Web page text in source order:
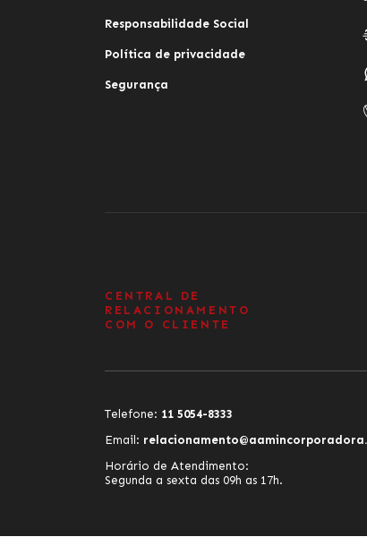
Responsabilidade Social
Política de privacidade
Segurança
CENTRAL DE
RELACIONAMENTO
COM O CLIENTE
Telefone: 11 5054-8333
Email:
Horário de Atendimento:
Segunda a sexta das 09h as 17h.